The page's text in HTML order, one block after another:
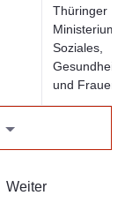
Thüringer
Ministerium
Soziales,
Gesundheit,
und Frauen
Weiter